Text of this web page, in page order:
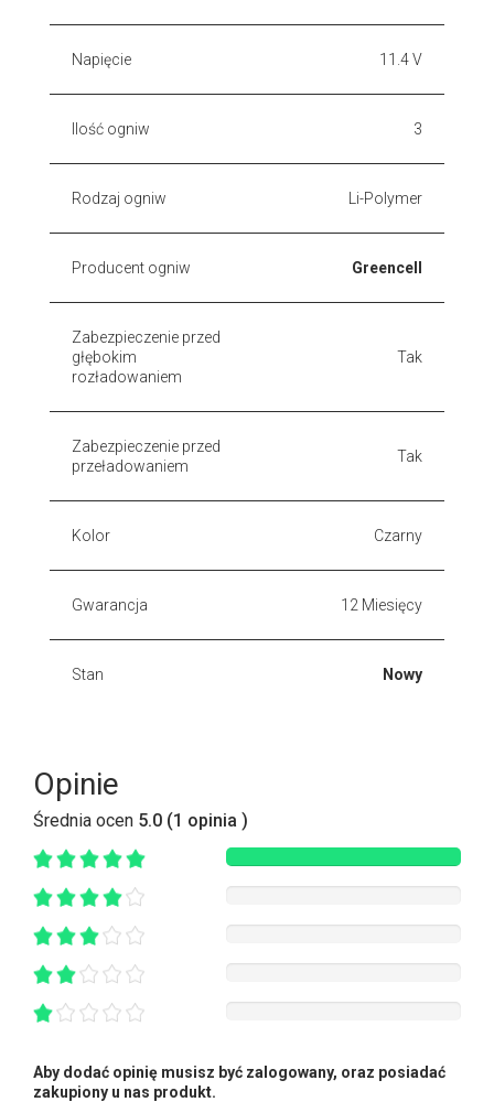
Napięcie 11.4 V
Ilość ogniw 3
Rodzaj ogniw Li-Polymer
Producent ogniw Greencell
Zabezpieczenie przed
głębokim
rozładowaniem
Tak
Zabezpieczenie przed
przeładowaniem
Tak
Kolor Czarny
Gwarancja 12 Miesięcy
Stan Nowy
Opinie
Średnia ocen 5.0 (1 opinia )
Aby dodać opinię musisz być zalogowany, oraz posiadać
zakupiony u nas produkt.